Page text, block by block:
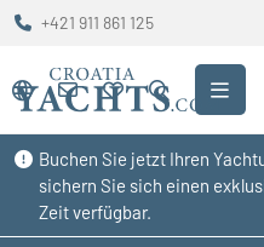
Buchen Sie jetzt Ihren
sichern Sie sich einen
Zeit verfügbar.
+421 911 861 125